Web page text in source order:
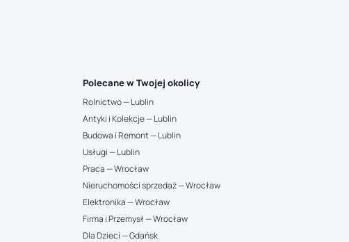
Polecane w Twojej okolicy
Rolnictwo — Lublin
Antyki i Kolekcje — Lublin
Budowa i Remont — Lublin
Usługi — Lublin
Praca — Wrocław
Nieruchomości sprzedaż — Wrocław
Elektronika — Wrocław
Firma i Przemysł — Wrocław
Dla Dzieci — Gdańsk